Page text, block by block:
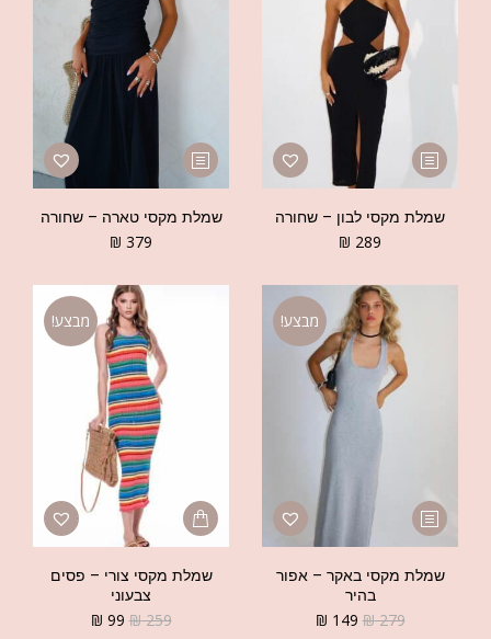
שמלת מקסי לבון – שחורה
₪ 289
שמלת מקסי טארה – שחורה
₪ 379
מבצע!
שמלת מקסי באקר – אפור
בהיר
₪279
₪ 149
מבצע!
שמלת מקסי צורי – פסים
צבעוני
₪259
₪ 99